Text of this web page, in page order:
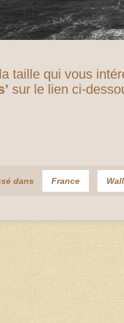
taille qui vous
sur le lien ci-
dans France